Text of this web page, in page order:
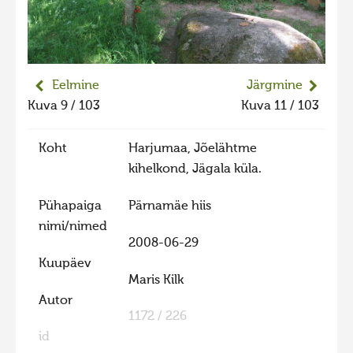
Liikuvad kuvad 2025
Hiite kuvavõistlus 2024
Liikuvad kuvad 2024
Hiite kuvavõistlus 2023 lisa
Hiite kuvavõistlus 2022
Hiite kuvavõistlus 2022 lisa
Liikuvad kuvad 2022
Hiite kuvavõistlus 2021 lisa
Eelmine
Kuva 9 / 103
Järgmine
Kuva 11 / 103
Koht
Harjumaa, Jõelähtme
kihelkond, Jägala küla.
Pühapaiga
nimi/nimed
Pärnamäe hiis
Kuupäev
2008-06-29
Autor
Maris Kilk
id
1172 / 226